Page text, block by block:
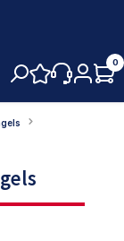
0